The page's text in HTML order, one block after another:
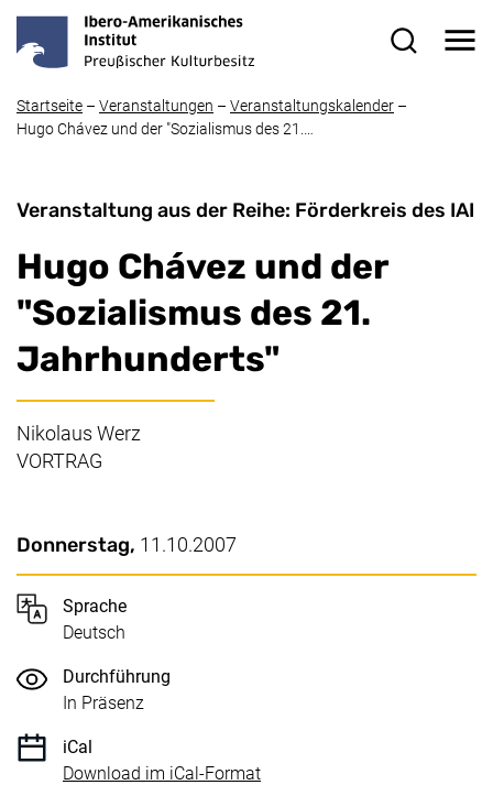
Startseite – Veranstaltungen – Veranstaltungskalender –
Hugo Chávez und der "Sozialismus des 21.…
Veranstaltung aus der Reihe: Förderkreis des IAI
Hugo Chávez und der
"Sozialismus des 21.
Jahrhunderts"
Nikolaus Werz
VORTRAG
Wichtige Details
Datum / Dauer:
Donnerstag, 11.10.2007
Sprache
Deutsch
Durchführung
In Präsenz
iCal
Download im iCal-Format, 1 KB (öffnet neues Fenster)